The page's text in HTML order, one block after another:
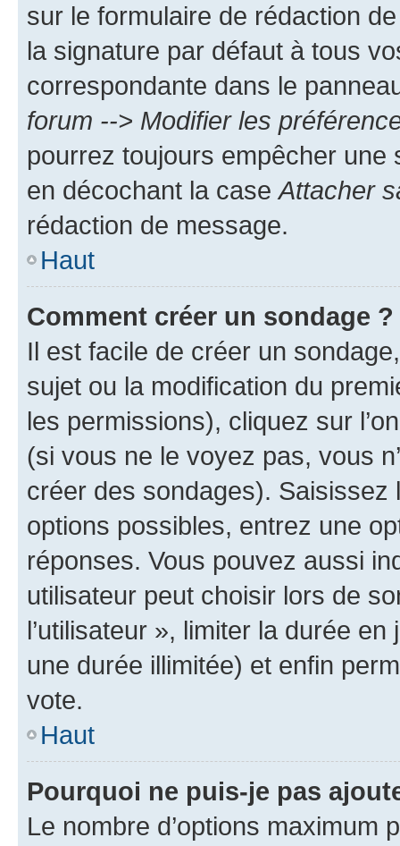
sur le formulaire de rédaction
la signature par défaut à tous
correspondante dans le
forum --> Modifier les
pourrez toujours empêcher une
en décochant la case Attacher
rédaction de message.
Haut
Comment créer un sondage ?
Il est facile de créer un
sujet ou la modification du
les permissions), cliquez sur
(si vous ne le voyez pas, vous
créer des sondages).
options possibles, entrez une
réponses. Vous pouvez aussi
utilisateur peut choisir lors de
l’utilisateur », limiter la durée
une durée illimitée) et enfin
vote.
Haut
Pourquoi ne puis-je pas
Le nombre d’options maximum